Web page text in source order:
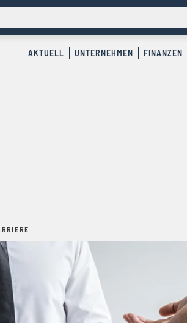
AKTUELL UNTERNEHMEN FINANZEN